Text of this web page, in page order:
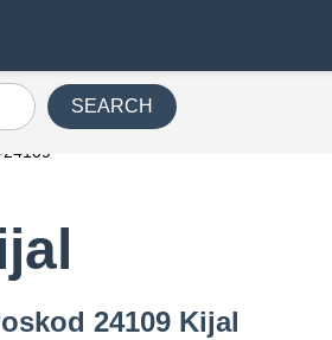
SEARCH
24109
24109 Kijal